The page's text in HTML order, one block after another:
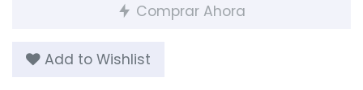
Comprar Ahora
Add to Wishlist